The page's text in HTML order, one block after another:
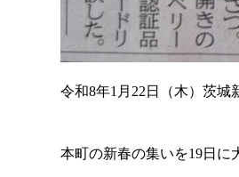
令和8年1月22日（木）茨城
本町の新春の集いを19日に